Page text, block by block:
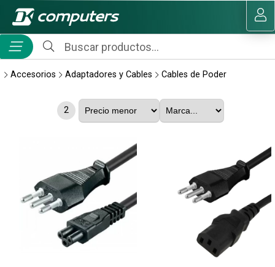
MI COMPRA
Accesorios Adaptadores y Cables Cables de Poder
2